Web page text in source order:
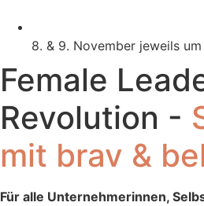
8. & 9. November jeweils
Female
Revolution -
mit brav &
Für alle Unternehmerinnen,